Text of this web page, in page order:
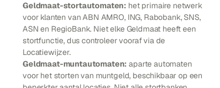
Geldmaat-stortautomaten: het primaire netwerk
voor klanten van ABN AMRO, ING, Rabobank, SNS,
ASN en RegioBank. Niet elke Geldmaat heeft een
stortfunctie, dus controleer vooraf via de
Locatiewijzer.
Geldmaat-muntautomaten: aparte automaten
voor het storten van muntgeld, beschikbaar op een